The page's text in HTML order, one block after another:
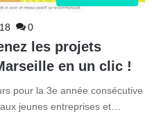
0
les projets
en un clic !
pour la 3e année consécutive
jeunes entreprises et…